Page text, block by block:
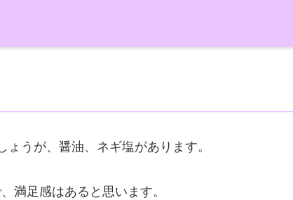
うが、醤油、ネギ塩があります。
満足感はあると思います。